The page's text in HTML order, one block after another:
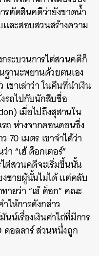
รตัดสินคดีว่ายังขาดน้ำ
ละสอบสวนสร้างความ
ะบวนการไต่สวนคดีก็
านะพยานด้วยตนเอง
ขาเล่าว่า ในคืนที่นำเงิน
รถไปกับนักสืบชื่อ
เมื่อไปถึงสุสานใน
ถ ห่างจากคอนดอนซึ่ง
70 เมตร เขาจำได้ว่า
“เฮ้ ด็อกเตอร์”
ต่สวนคดีจะเริ่มขึ้นนั้น
งชายผู้นั้นไม่ได้ แต่คลับ
ยว่า “เฮ้ ด็อก”คณะ
ให้การดังกล่าว
น์เรื่องเงินค่าไถ่ที่มีการ
อลลาร์ ส่วนหนึ่งถูก